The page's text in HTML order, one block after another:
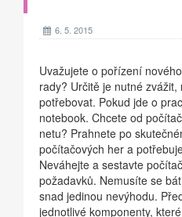
6. 5. 2015
Uvažujete o pořízení
rady? Určitě je nutné
potřebovat. Pokud jde o
notebook. Chcete od
netu? Prahnete po
počítačových her a
Neváhejte a sestavte
požadavků. Nemusíte se
snad jedinou nevýhodu.
jednotlivé komponenty,